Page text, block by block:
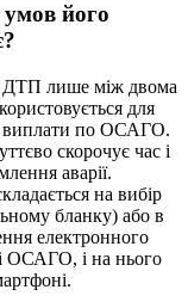
його
ДТП лише між двома
для
виплати по ОСАГО.
скорочує час і
аварії.
на вибір
бланку) або в
електронного
ОСАГО, і на нього